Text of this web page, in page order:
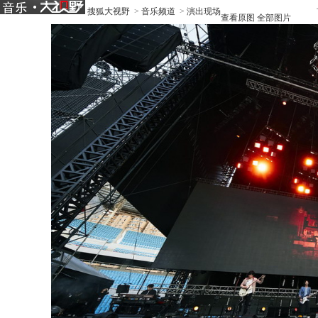
搜狐大视野 > 音乐频道 > 演出现场
查看原图 全部图片